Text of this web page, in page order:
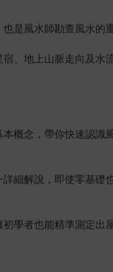
是風水師勘查風水的
、地上山脈走向及水
概念，帶你快速認識
細解說，即使零基礎
學者也能精準測定出